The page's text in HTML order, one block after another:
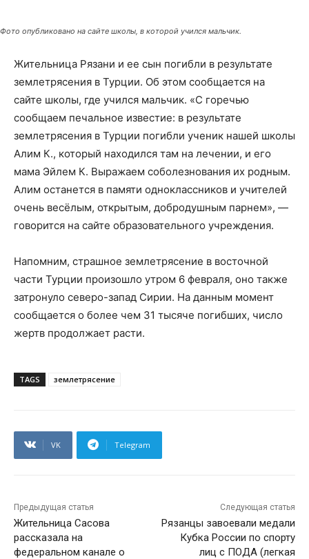
Фото опубликовано на сайте школы, в которой учился мальчик.
Жительница Рязани и ее сын погибли в результате
землетрясения в Турции. Об этом сообщается на
сайте школы, где учился мальчик. «С горечью
сообщаем печальное известие: в результате
землетрясения в Турции погибли ученик нашей школы
Алим К., который находился там на лечении, и его
мама Эйлем К. Выражаем соболезнования их родным.
Алим останется в памяти одноклассников и учителей
очень весёлым, открытым, добродушным парнем», —
говорится на сайте образовательного учреждения.
Напомним, страшное землетрясение в восточной
части Турции произошло утром 6 февраля, оно также
затронуло северо-запад Сирии. На данным момент
сообщается о более чем 31 тысяче погибших, число
жертв продолжает расти.
TAGS землетрясение
VK Telegram
Предыдущая статья
Жительница Сасова
рассказала на
федеральном канале о
Следующая статья
Рязанцы завоевали медали
Кубка России по спорту
лиц с ПОДА (легкая